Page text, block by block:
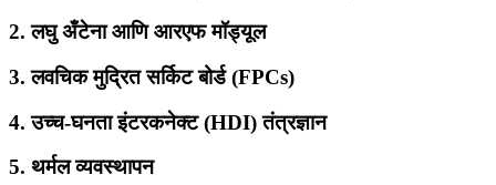
2.लघु अँटेना आणि आरएफ मॉड्यूल
3.लवचिक मुद्रित सर्किट बोर्ड (FPCs)
4.उच्च-घनता इंटरकनेक्ट (HDI) तंत्रज्ञान
5. थर्मल व्यवस्थापन